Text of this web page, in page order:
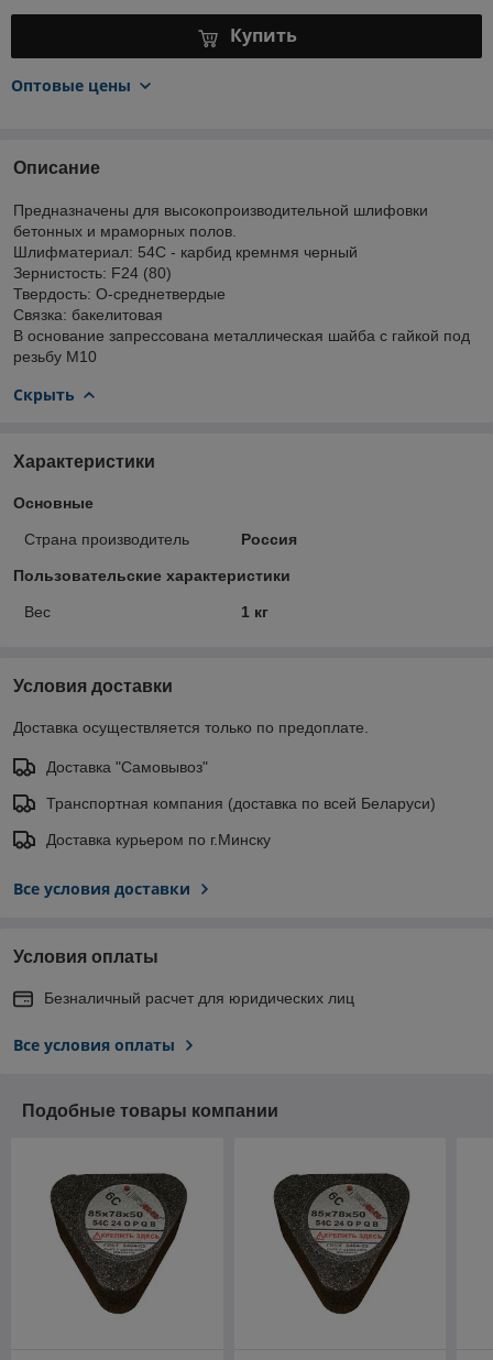
Купить
Оптовые цены
Описание
Предназначены для высокопроизводительной шлифовки
бетонных и мраморных полов.
Шлифматериал: 54С - карбид кремнмя черный
Зернистость: F24 (80)
Твердость: О-среднетвердые
Связка: бакелитовая
В основание запрессована металлическая шайба с гайкой под
резьбу М10
Скрыть
Характеристики
Основные
Страна производитель Россия
Пользовательские характеристики
Вес 1 кг
Условия доставки
Доставка осуществляется только по предоплате.
Доставка "Самовывоз"
Транспортная компания (доставка по всей Беларуси)
Доставка курьером по г.Минску
Все условия доставки
Условия оплаты
Безналичный расчет для юридических лиц
Все условия оплаты
Подобные товары компании